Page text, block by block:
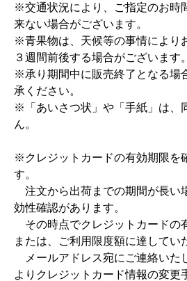
※交通状況により、ご指定のお時
来ない場合がございます。
※青果物は、天候等の事情により
３週間前後する場合がございます。
※承り期間中に販売終了となる場
承ください。
※「あいさつ状」や「手紙」は、
ん。
※クレジットカードの有効期限を
す。
注文から出荷までの期間が長い
効性確認があります。
その時点でクレジットカードの
または、ご利用限度額に達してい
メールアドレス宛にご連絡いた
よりクレジットカード情報の変更